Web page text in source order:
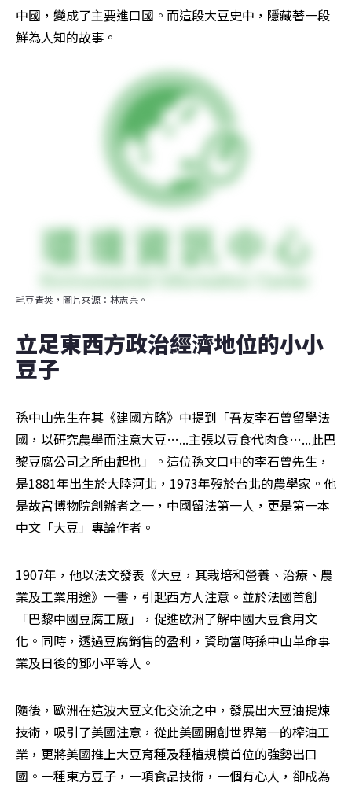
中國，變成了主要進口國。而這段大豆史中，隱藏著一段
鮮為人知的故事。
毛豆青莢，圖片來源：林志宗。
立足東西方政治經濟地位的小小
豆子
孫中山先生在其《建國方略》中提到「吾友李石曾留學法
國，以研究農學而注意大豆…...主張以豆食代肉食…...此巴
黎豆腐公司之所由起也」。這位孫文口中的李石曾先生，
是1881年出生於大陸河北，1973年歿於台北的農學家。他
是故宮博物院創辦者之一，中國留法第一人，更是第一本
中文「大豆」專論作者。
1907年，他以法文發表《大豆，其栽培和營養、治療、農
業及工業用途》一書，引起西方人注意。並於法國首創
「巴黎中國豆腐工廠」，促進歐洲了解中國大豆食用文
化。同時，透過豆腐銷售的盈利，資助當時孫中山革命事
業及日後的鄧小平等人。
隨後，歐洲在這波大豆文化交流之中，發展出大豆油提煉
技術，吸引了美國注意，從此美國開創世界第一的榨油工
業，更將美國推上大豆育種及種植規模首位的強勢出口
國。一種東方豆子，一項食品技術，一個有心人，卻成為